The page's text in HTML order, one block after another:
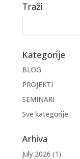
Traži
Kategorije
BLOG
PROJEKTI
SEMINARI
Sve kategorije
Arhiva
July 2026 (1)